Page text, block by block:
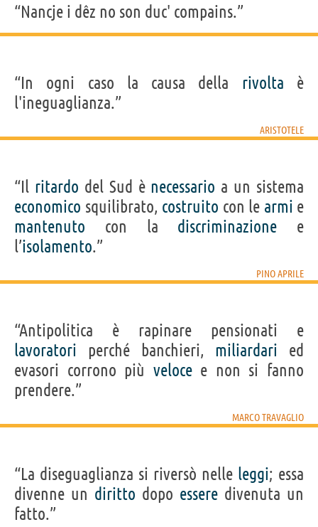
“Nancje i dêz no son duc' compains.”
“In ogni caso la causa della rivolta è
l'ineguaglianza.”
ARISTOTELE
“Il ritardo del Sud è necessario a un sistema
economico squilibrato, costruito con le armi e
mantenuto con la discriminazione e
l’isolamento.”
PINO APRILE
“Antipolitica è rapinare pensionati e
lavoratori perché banchieri, miliardari ed
evasori corrono più velocee non si fanno
prendere.”
MARCO TRAVAGLIO
“La diseguaglianza si riversò nelle leggi; essa
divenne un diritto dopo essere divenuta un
fatto.”